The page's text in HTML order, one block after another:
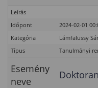
Leírás
Időpont
2024-02-01
Kategória
Lámfalussy
Típus
Tanulmányi
Esemény
neve